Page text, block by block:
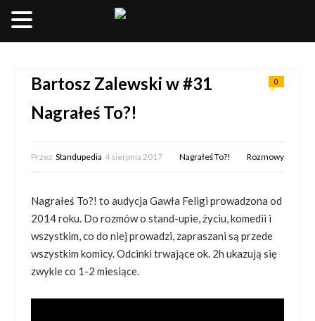
Bartosz Zalewski w #31
Nagrałeś To?!
0
Przez Standupedia 4 sierpnia 2017 Nagrałeś To?! Rozmowy
Nagrałeś To?! to audycja Gawła Feligi prowadzona od
2014 roku. Do rozmów o stand-upie, życiu, komedii i
wszystkim, co do niej prowadzi, zapraszani są przede
wszystkim komicy. Odcinki trwające ok. 2h ukazują się
zwykle co 1-2 miesiące.